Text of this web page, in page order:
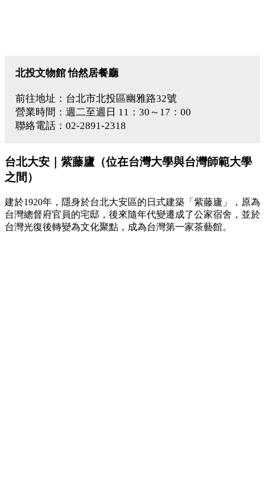
北投文物館 怡然居餐廳
前往地址：台北市北投區幽雅路32號
營業時間：週二至週日 11：30～17：00
聯絡電話：02-2891-2318
台北大安｜紫藤廬（位在台灣大學與台灣師範大學
之間）
建於1920年，隱身於台北大安區的日式建築「紫藤廬」，原為
台灣總督府官員的宅邸，後來隨年代變遷成了公家宿舍，並於
台灣光復後轉變為文化聚點，成為台灣第一家茶藝館。